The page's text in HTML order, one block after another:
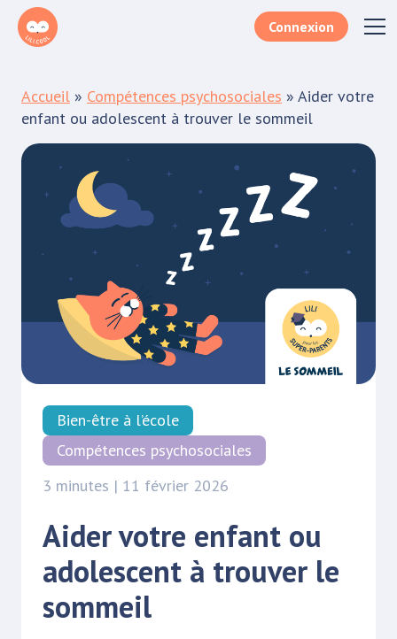
Connexion
Accueil » Compétences psychosociales » Aider votre
enfant ou adolescent à trouver le sommeil
Bien-être à l’école
Compétences psychosociales
3 minutes | 11 février 2026
Aider votre enfant ou
adolescent à trouver le
sommeil
Remplissez le formulaire lorem ipsum dolor sit
amet, consectetur adipiscing elit aenean
sodales porttitor.
Votre e-mail*